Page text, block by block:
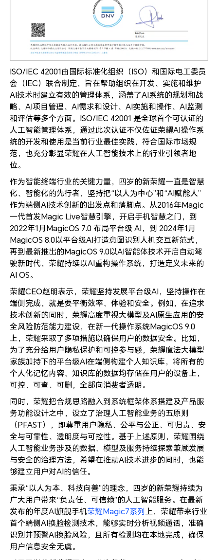
ISO/IEC 42001由国际标准化组织（ISO）和国际电工委员
会（IEC）联合制定，旨在帮助组织在开发、实施和维护
AI技术时建立有效的管理体系，涵盖了AI系统的规划和战
略、AI项目管理、AI需求和设计、Al实施和操作、Al监测
和评估等多个方面。ISO/IEC 42001 是全球首个可认证的
人工智能管理体系，通过此次认证不仅佐证荣耀AI操作系
统的开发和使用是当前行业最佳实践，符合国际市场规
范，也充分彰显荣耀在人工智能技术上的行业引领者地
位。
作为智能终端行业的关键力量，四岁的新荣耀一直是智慧
化、智能化的先行者，坚持把“以人为中心”和“AI赋能人”
作为端侧AI技术创新的出发点和落脚点。从2016年Magic
一代首发Magic Live智慧引擎，开启手机智慧之门，到
2022年1月MagicOS 7.0 布局平台级 AI，到 2024年1月
MagicOS 8.0以平台级AI打造意图识别人机交互新范式，
再到最新推出的MagicOS 9.0以AI智能体技术开启自动驾
驶新时代，荣耀持续以AI重构操作系统，打造定义未来的
AI OS。
荣耀CEO赵明表示，荣耀坚持发展平台级AI，坚持操作在
端侧完成，就是要平衡效率、体验和安全。例如，在追求
技术创新的同时，荣耀高度重视大模型及AI原生应用的安
全风险防范能力建设，在新一代操作系统MagicOS 9.0
上，荣耀采取了多项措施以确保用户的数据安全。比如，
为了充分给用户隐私保护和可控参与感，荣耀魔法大模型
家族加持下的平台级AI在端侧构建个人知识库，将所有的
个人化记忆内容、知识库的数据均存储在用户的设备上，
可控、可查、可删，全部向消费者透明。
同时，荣耀把合规思路融入到系统框架体系搭建及产品服
务功能设计之中，设立了治理人工智能业务的五原则
（PFAST），即尊重用户隐私、公平与公正、可归责、安
全与可靠性、透明度与可控性。基于上述原则，荣耀围绕
人工智能业务涉及的数据、模型及服务持续探索兼顾发展
与安全的治理方法，希望在推动AI技术进步的同时，也能
够建立用户对AI的信任。
秉承“以人为本、科技向善”的理念，四岁的新荣耀持续为
广大用户带来“负责任、可信赖”的人工智能服务。在最新
发布的年度AI旗舰手机荣耀Magic7系列
上，荣耀带来行业
首个端侧AI换脸检测技术，能够实时分析视频通话，准确
识别并预警AI换脸风险，且所有检测均在本地完成，确保
用户信息安全无虞。